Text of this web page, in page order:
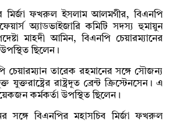
মির্জা ফখরুল ইসলাম আলমগীর, বিএনপি
অ্যাডভাইজারি কমিটি সদস্য হুমায়ুন
মাহদী আমিন, বিএনপি চেয়ারম্যানের
ছিলেন।
তারেক রহমানের সঙ্গে সৌজন্য
যুক্তরাষ্ট্রের রাষ্ট্রদূত ব্রেন্ট ক্রিস্টেনসেন। এ
কর্মকর্তা উপস্থিত ছিলেন।
সঙ্গে বিএনপির মহাসচিব মির্জা ফখরুল